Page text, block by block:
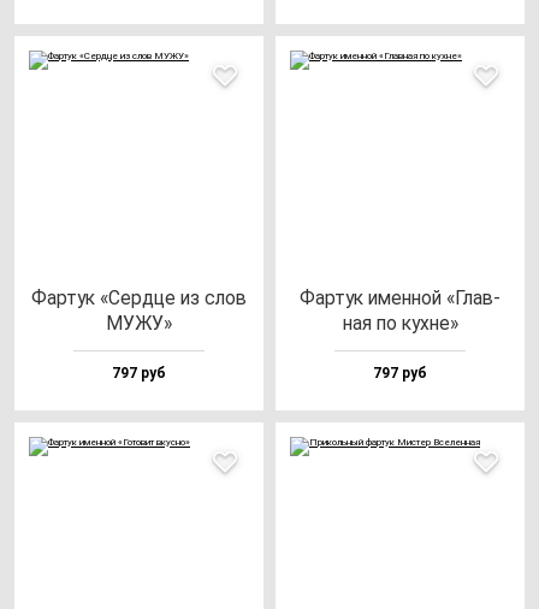
Фар­тук «Сер­дце из слов
МУЖУ»
797 руб
Фар­тук имен­ной «Глав­
ная по кух­не»
797 руб